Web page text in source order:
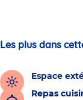
Les plus dans
Espace
Repas